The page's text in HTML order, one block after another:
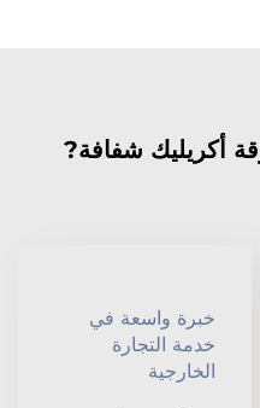
خبرة واسعة في
خدمة التجارة
الخارجية